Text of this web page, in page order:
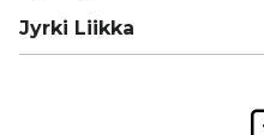
Jyrki Liikka